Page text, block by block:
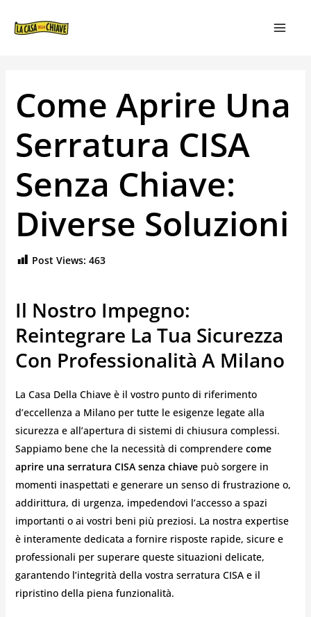
Come Aprire Una
Serratura CISA
Senza Chiave:
Diverse Soluzioni
Post Views: 463
Il Nostro Impegno:
Reintegrare La Tua Sicurezza
Con Professionalità A Milano
La Casa Della Chiave è il vostro punto di riferimento
d’eccellenza a Milano per tutte le esigenze legate alla
sicurezza e all’apertura di sistemi di chiusura complessi.
Sappiamo bene che la necessità di comprendere come
aprire una serratura CISA senza chiavepuò sorgere in
momenti inaspettati e generare un senso di frustrazione o,
addirittura, di urgenza, impedendovi l’accesso a spazi
importanti o ai vostri beni più preziosi. La nostra expertise
è interamente dedicata a fornire risposte rapide, sicure e
professionali per superare queste situazioni delicate,
garantendo l’integrità della vostra serratura CISA e il
ripristino della piena funzionalità.
ARTICOLI